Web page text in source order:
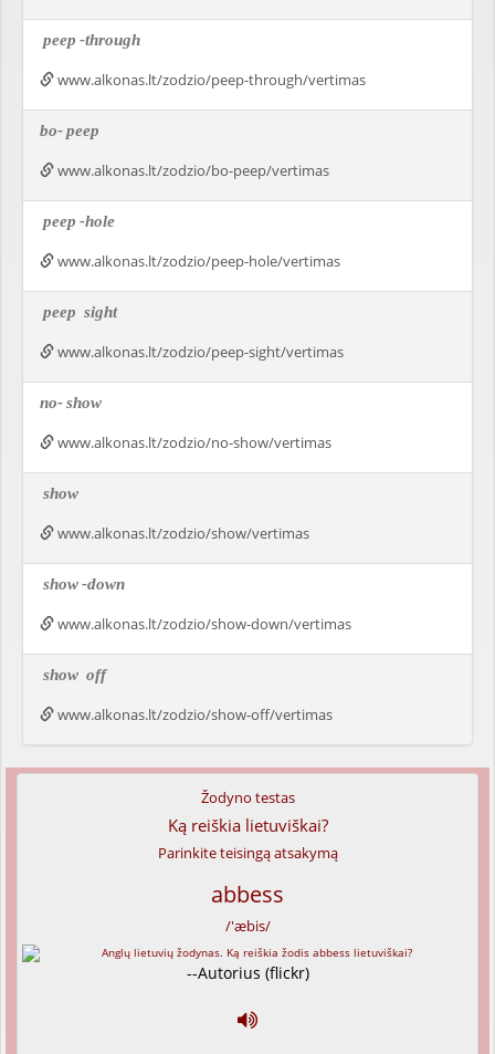
peep -through
www.alkonas.lt/zodzio/peep-through/vertimas
bo-peep
www.alkonas.lt/zodzio/bo-peep/vertimas
peep -hole
www.alkonas.lt/zodzio/peep-hole/vertimas
peep sight
www.alkonas.lt/zodzio/peep-sight/vertimas
no-show
www.alkonas.lt/zodzio/no-show/vertimas
show
www.alkonas.lt/zodzio/show/vertimas
show-down
www.alkonas.lt/zodzio/show-down/vertimas
show off
www.alkonas.lt/zodzio/show-off/vertimas
Žodyno testas
Ką reiškia lietuviškai?
Parinkite teisingą atsakymą
abbess
/'æbis/
--Autorius (flickr)